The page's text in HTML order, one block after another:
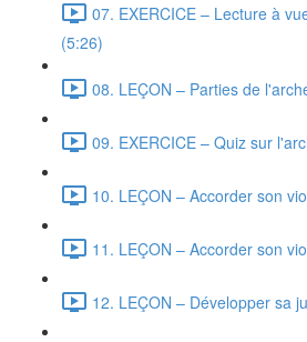
07. EXERCICE – Lecture à
(5:26)
08. LEÇON – Parties de
09. EXERCICE – Quiz sur
10. LEÇON – Accorder son
11. LEÇON – Accorder son
12. LEÇON – Développer sa